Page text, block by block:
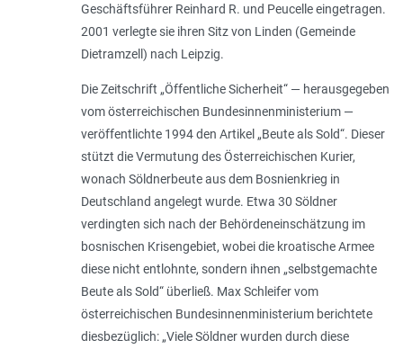
Geschäftsführer Reinhard R. und Peucelle eingetragen.
2001 verlegte sie ihren Sitz von Linden (Gemeinde
Dietramzell) nach Leipzig.
Die Zeitschrift „Öffentliche Sicherheit“ — herausgegeben
vom österreichischen Bundesinnenministerium —
veröffentlichte 1994 den Artikel „Beute als Sold“. Dieser
stützt die Vermutung des Österreichischen Kurier,
wonach Söldnerbeute aus dem Bosnienkrieg in
Deutschland angelegt wurde. Etwa 30 Söldner
verdingten sich nach der Behördeneinschätzung im
bosnischen Krisengebiet, wobei die kroatische Armee
diese nicht entlohnte, sondern ihnen „selbstgemachte
Beute als Sold“ überließ. Max Schleifer vom
österreichischen Bundesinnenministerium berichtete
diesbezüglich: „Viele Söldner wurden durch diese